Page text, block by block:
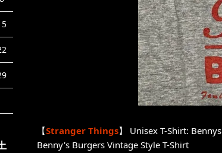
【Stranger Things】 Unisex T-Shirt:
Benny's Burgers Vintage Style T-Shirt